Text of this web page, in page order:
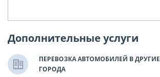
Дополнительные услуги
ПЕРЕВОЗКА АВТОМОБИЛЕЙ В ДРУГИЕ
ГОРОДА